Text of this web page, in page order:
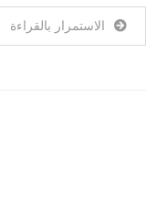
الاستمرار بالقراءة